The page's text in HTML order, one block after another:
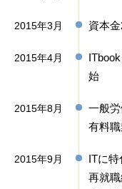
2015年3月 資本
2015年4月
始
2015年8月
一般
有料
2015年9月
ITに
再就